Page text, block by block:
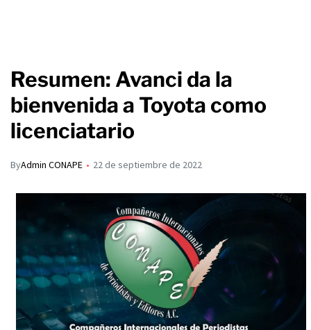
Resumen: Avanci da la
bienvenida a Toyota como
licenciatario
ByAdmin CONAPE 22 de septiembre de 2022